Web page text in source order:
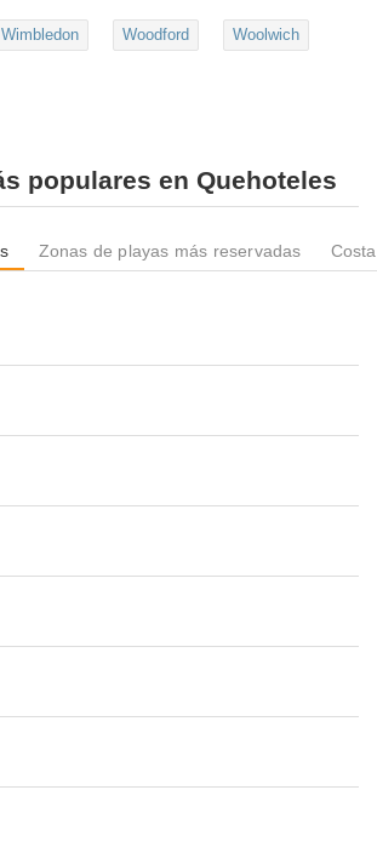
Wimbledon Woodford Woolwich
populares en Quehoteles
Zonas de playas más reservadas